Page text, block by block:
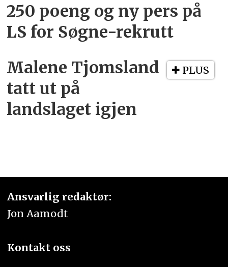
250 poeng og ny pers på
LS for Søgne-rekrutt
PLUS
Malene Tjomsland
tatt ut på
landslaget igjen
Ansvarlig redaktør:
Jon Aamodt
Kontakt oss